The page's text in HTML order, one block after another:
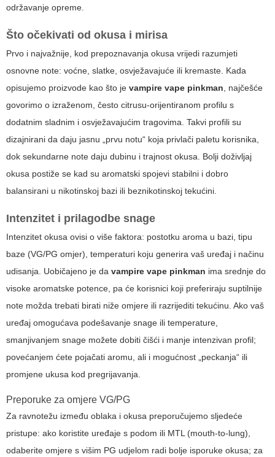
održavanje opreme.
Što očekivati od okusa i mirisa
Prvo i najvažnije, kod prepoznavanja okusa vrijedi razumjeti
osnovne note: voćne, slatke, osvježavajuće ili kremaste. Kada
opisujemo proizvode kao što je vampire vape pinkman, najčešće
govorimo o izraženom, često citrusu-orijentiranom profilu s
dodatnim sladnim i osvježavajućim tragovima. Takvi profili su
dizajnirani da daju jasnu „prvu notu“ koja privlači paletu korisnika,
dok sekundarne note daju dubinu i trajnost okusa. Bolji doživljaj
okusa postiže se kad su aromatski spojevi stabilni i dobro
balansirani u nikotinskoj bazi ili beznikotinskoj tekućini.
Intenzitet i prilagodbe snage
Intenzitet okusa ovisi o više faktora: postotku aroma u bazi, tipu
baze (VG/PG omjer), temperaturi koju generira vaš uređaj i načinu
udisanja. Uobičajeno je da vampire vape pinkman ima srednje do
visoke aromatske potence, pa će korisnici koji preferiraju suptilnije
note možda trebati birati niže omjere ili razrijediti tekućinu. Ako vaš
uređaj omogućava podešavanje snage ili temperature,
smanjivanjem snage možete dobiti čišći i manje intenzivan profil;
povećanjem ćete pojačati aromu, ali i mogućnost „peckanja“ ili
promjene ukusa kod pregrijavanja.
Preporuke za omjere VG/PG
Za ravnotežu između oblaka i okusa preporučujemo sljedeće
pristupe: ako koristite uređaje s podom ili MTL (mouth-to-lung),
odaberite omjere s višim PG udjelom radi bolje isporuke okusa; za